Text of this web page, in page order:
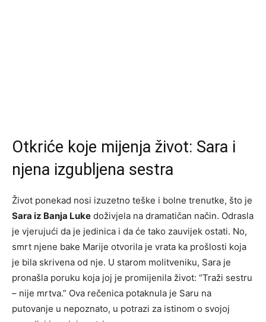
Otkriće koje mijenja život: Sara i
njena izgubljena sestra
Život ponekad nosi izuzetno teške i bolne trenutke, što je
Sara iz Banja Luke doživjela na dramatičan način. Odrasla
je vjerujući da je jedinica i da će tako zauvijek ostati. No,
smrt njene bake Marije otvorila je vrata ka prošlosti koja
je bila skrivena od nje. U starom molitveniku, Sara je
pronašla poruku koja joj je promijenila život: “Traži sestru
– nije mrtva.” Ova rečenica potaknula je Saru na
putovanje u nepoznato, u potrazi za istinom o svojoj